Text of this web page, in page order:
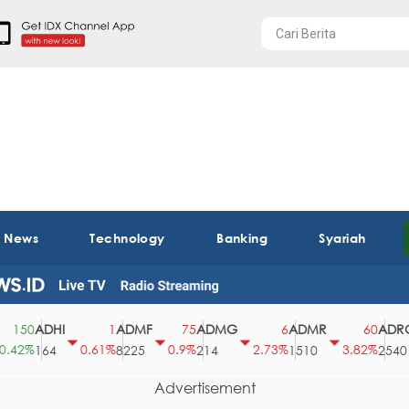
Technology Banking Syariah
ADHI
164
0.61%
ADMF
8225
0.9%
ADMG
214
2.73%
ADMR
1510
3.82%
ADRO
2540
Advertisement